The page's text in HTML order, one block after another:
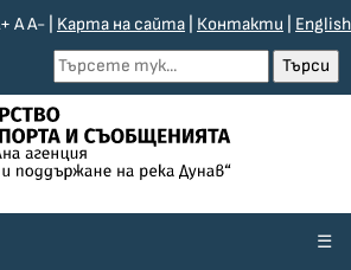
AA- Kарта на сайта Контакти English
☰